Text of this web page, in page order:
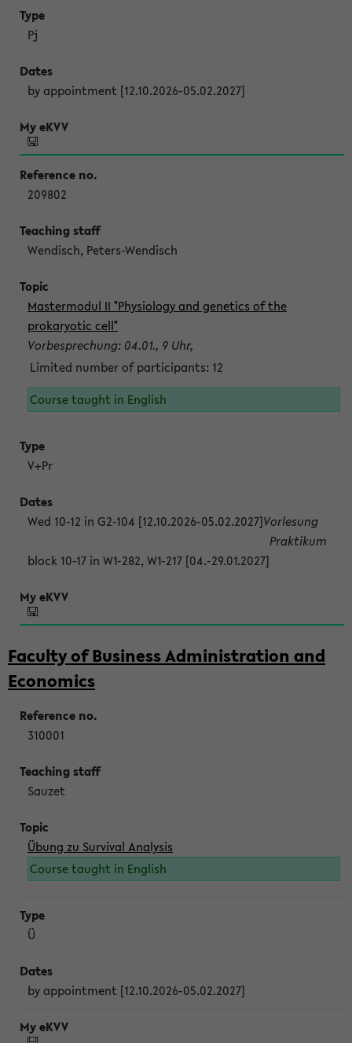
Pj
by appointment [12.10.2026-05.02.2027]
209802
Wendisch, Peters-Wendisch
Mastermodul II "Physiology and genetics of the
prokaryotic cell"
Vorbesprechung: 04.01., 9 Uhr,
Limited number of participants: 12
Course taught in English
V+Pr
Wed 10-12 in G2-104 [12.10.2026-05.02.2027]Vorlesung
block 10-17 in W1-282, W1-217 [04.-29.01.2027]
Praktikum
Faculty of Business Administration and
Economics
310001
Sauzet
Übung zu Survival Analysis
Course taught in English
Ü
by appointment [12.10.2026-05.02.2027]